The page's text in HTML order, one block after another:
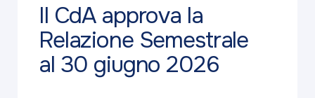
Il CdA approva la
Relazione Semestrale
al 30 giugno 2026